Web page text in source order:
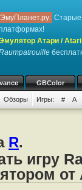
ЭмуПланет.ру: Старые
Атари /
GBColor
Обзоры Игры: # A
R.
игру
от